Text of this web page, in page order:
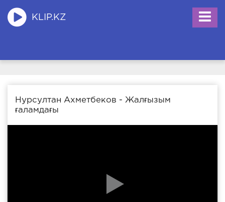
KLIP.KZ
Нурсултан Ахметбеков - Жалғызым
ғаламдағы